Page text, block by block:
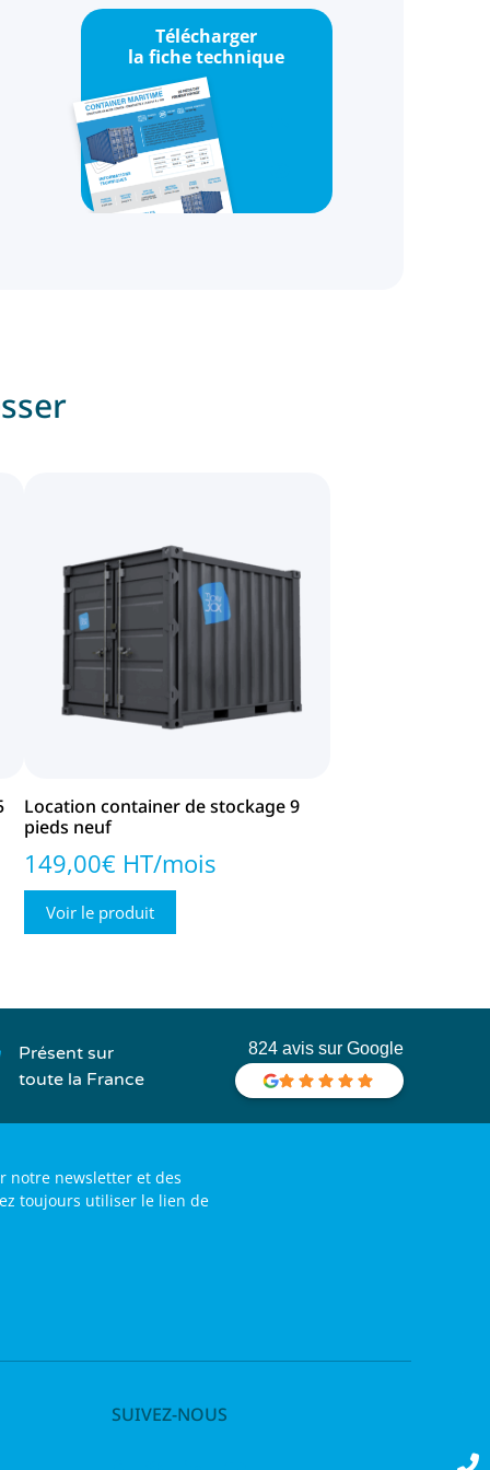
Télécharger
la fiche technique
Location container de stockage 9
pieds neuf
149,00€ HT/mois
Voir le produit
Présent sur
toute la France
824 avis sur Google
notre newsletter et des
toujours utiliser le lien de
SUIVEZ-NOUS